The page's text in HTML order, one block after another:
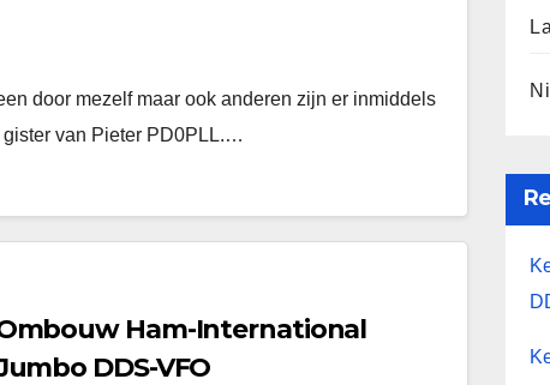
door mezelf maar ook anderen zijn er inmiddels
gister van Pieter PD0PLL.…
Ham-International
DDS-VFO